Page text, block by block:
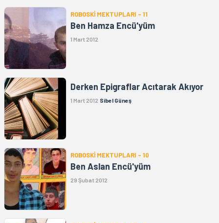
ROBOSKİ MEKTUPLARI - 11
Ben Hamza Encü'yüm
1 Mart 2012
Derken Epigraflar Acıtarak Akıyor
1 Mart 2012 Sibel Güneş
ROBOSKİ MEKTUPLARI - 10
Ben Aslan Encü'yüm
29 Şubat 2012